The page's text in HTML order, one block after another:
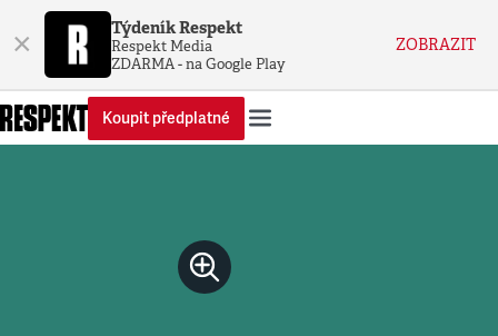
× Týdeník Respekt
Respekt Media
ZDARMA - na Google Play
ZOBRAZIT
Koupit předplatné